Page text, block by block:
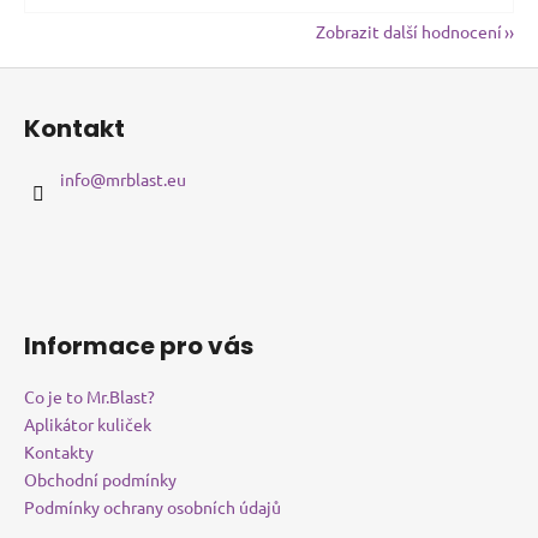
Zobrazit další hodnocení
Z
Kontakt
info@mrblast.eu
Informace pro vás
Co je to Mr.Blast?
Aplikátor kuliček
Kontakty
Obchodní podmínky
Podmínky ochrany osobních údajů